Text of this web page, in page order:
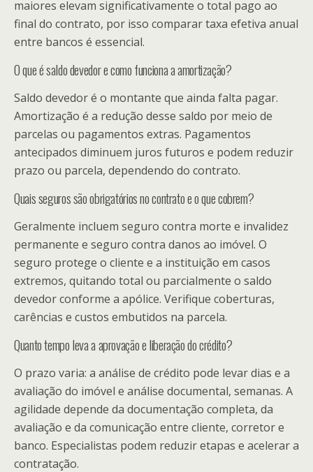
maiores elevam significativamente o total pago ao
final do contrato, por isso comparar taxa efetiva anual
entre bancos é essencial.
O que é saldo devedor e como funciona a amortização?
Saldo devedor é o montante que ainda falta pagar.
Amortização é a redução desse saldo por meio de
parcelas ou pagamentos extras. Pagamentos
antecipados diminuem juros futuros e podem reduzir
prazo ou parcela, dependendo do contrato.
Quais seguros são obrigatórios no contrato e o que cobrem?
Geralmente incluem seguro contra morte e invalidez
permanente e seguro contra danos ao imóvel. O
seguro protege o cliente e a instituição em casos
extremos, quitando total ou parcialmente o saldo
devedor conforme a apólice. Verifique coberturas,
carências e custos embutidos na parcela.
Quanto tempo leva a aprovação e liberação do crédito?
O prazo varia: a análise de crédito pode levar dias e a
avaliação do imóvel e análise documental, semanas. A
agilidade depende da documentação completa, da
avaliação e da comunicação entre cliente, corretor e
banco. Especialistas podem reduzir etapas e acelerar a
contratação.